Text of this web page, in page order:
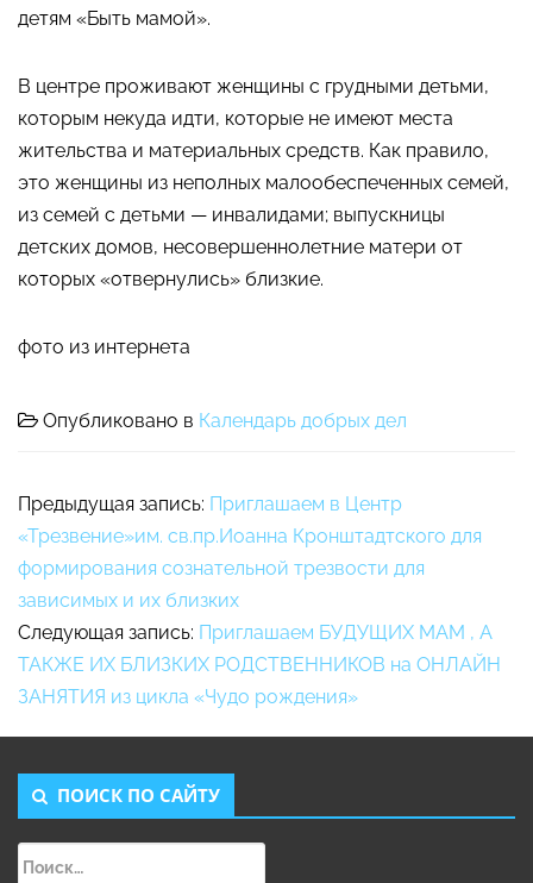
детям «Быть мамой».
В центре проживают женщины с грудными детьми,
которым некуда идти, которые не имеют места
жительства и материальных средств. Как правило,
это женщины из неполных малообеспеченных семей,
из семей с детьми — инвалидами; выпускницы
детских домов, несовершеннолетние матери от
которых «отвернулись» близкие.
фото из интернета
Опубликовано в Календарь добрых дел
Предыдущая запись: Приглашаем в Центр
«Трезвение»им. св.пр.Иоанна Кронштадтского для
формирования сознательной трезвости для
зависимых и их близких
Следующая запись: Приглашаем БУДУЩИХ МАМ , А
ТАКЖЕ ИХ БЛИЗКИХ РОДСТВЕННИКОВ на ОНЛАЙН
ЗАНЯТИЯ из цикла «Чудо рождения»
ПОИСК ПО САЙТУ
Найти: